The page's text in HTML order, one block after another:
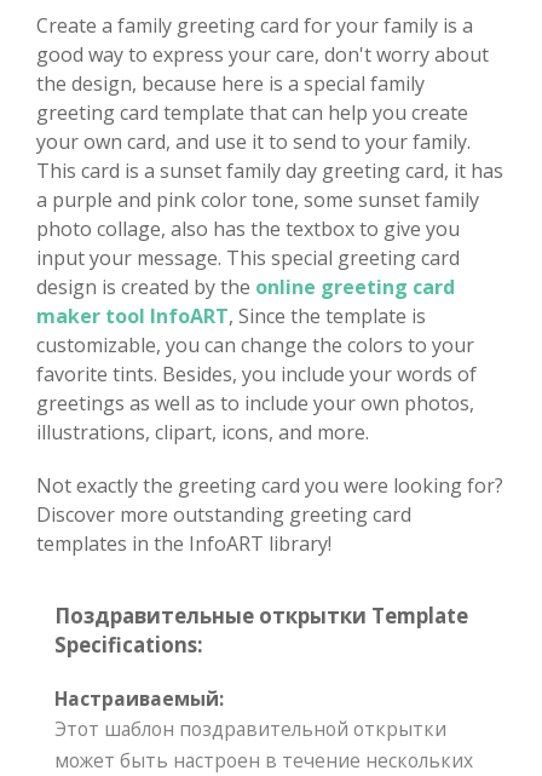
Create a family greeting card for your family is a
good way to express your care, don't worry about
the design, because here is a special family
greeting card template that can help you create
your own card, and use it to send to your family.
This card is a sunset family day greeting card, it has
a purple and pink color tone, some sunset family
photo collage, also has the textbox to give you
input your message. This special greeting card
design is created by the online greeting card
maker tool InfoART, Since the template is
customizable, you can change the colors to your
favorite tints. Besides, you include your words of
greetings as well as to include your own photos,
illustrations, clipart, icons, and more.
Not exactly the greeting card you were looking for?
Discover more outstanding greeting card
templates in the InfoART library!
Поздравительные открытки Template
Specifications:
Настраиваемый:
Этот шаблон поздравительной открытки
может быть настроен в течение нескольких